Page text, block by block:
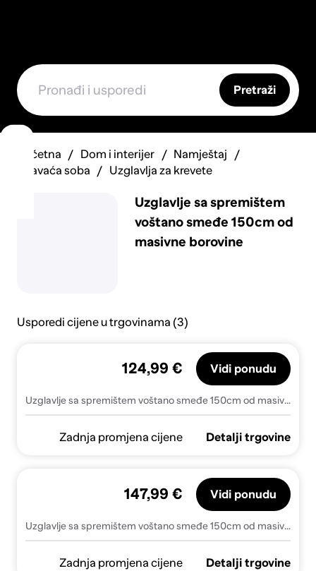
Pretraži
Početna Dom i interijer
Namještaj
Spavaća soba
Uzglavlja za krevete
Uzglavlje sa spremištem
voštano smeđe 150cm od
masivne borovine
Usporedi cijene u trgovinama (3)
Uzglavlje sa spremištem voštano smeđe 150cm od masivne borovine
124,99 € Vidi ponudu
Zadnja promjena cijene Detalji trgovine
Uzglavlje sa spremištem voštano smeđe 150cm od masivne borovine
147,99 € Vidi ponudu
Zadnja promjena cijene Detalji trgovine